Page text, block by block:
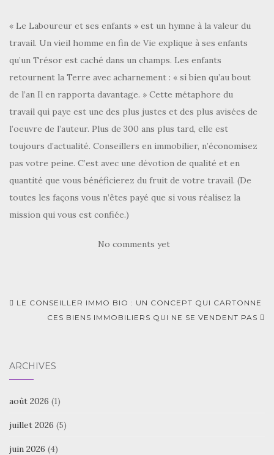
« Le Laboureur et ses enfants » est un hymne à la valeur du
travail. Un vieil homme en fin de Vie explique à ses enfants
qu’un Trésor est caché dans un champs. Les enfants
retournent la Terre avec acharnement : « si bien qu’au bout
de l’an Il en rapporta davantage. » Cette métaphore du
travail qui paye est une des plus justes et des plus avisées de
l’oeuvre de l’auteur. Plus de 300 ans plus tard, elle est
toujours d’actualité. Conseillers en immobilier, n’économisez
pas votre peine. C’est avec une dévotion de qualité et en
quantité que vous bénéficierez du fruit de votre travail. (De
toutes les façons vous n’êtes payé que si vous réalisez la
mission qui vous est confiée.)
No comments yet
Navigation
d'article
LE CONSEILLER IMMO BIO : UN CONCEPT QUI CARTONNE
CES BIENS IMMOBILIERS QUI NE SE VENDENT PAS
ARCHIVES
août 2026 (1)
juillet 2026 (5)
juin 2026 (4)